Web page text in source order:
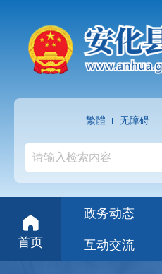
繁體 无障碍
首页
政务动态
互动交流